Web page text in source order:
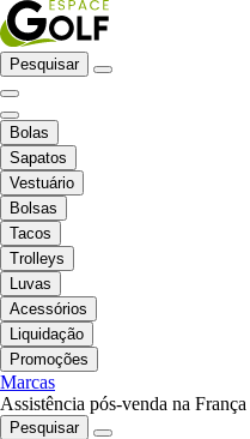
Pesquisar
Bolas
Sapatos
Vestuário
Bolsas
Tacos
Trolleys
Luvas
Acessórios
Liquidação
Promoções
Marcas
Assistência pós-venda na França
Pesquisar